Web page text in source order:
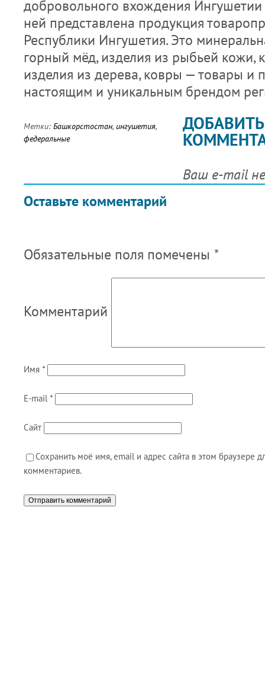
добровольного вхождения Ингушетии
ней представлена продукция
Республики Ингушетия. Это
горный мёд, изделия из рыбьей кожи,
изделия из дерева, ковры — товары и
настоящим и уникальным брендом
Метки: Башкорстостан, ингушетия,
федеральные
Оставьте комментарий
ДОБАВИТЬ
Ваш e-mail
Обязательные поля помечены *
Комментарий
Имя *
E-mail *
Сайт
Сохранить моё имя, email и адрес сайта в этом браузере
комментариев.